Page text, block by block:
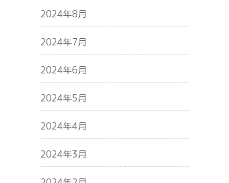
2024年8月
2024年7月
2024年6月
2024年5月
2024年4月
2024年3月